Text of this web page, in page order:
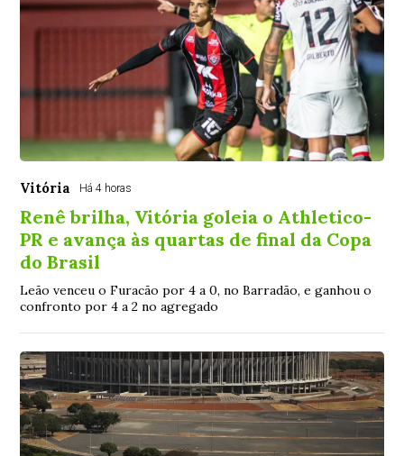
Vitória Há 4 horas
Renê brilha, Vitória goleia o Athletico-
PR e avança às quartas de final da Copa
do Brasil
Leão venceu o Furacão por 4 a 0, no Barradão, e ganhou o
confronto por 4 a 2 no agregado